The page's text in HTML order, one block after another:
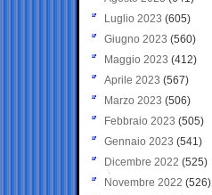
Luglio 2023 (605)
Giugno 2023 (560)
Maggio 2023 (412)
Aprile 2023 (567)
Marzo 2023 (506)
Febbraio 2023 (505)
Gennaio 2023 (541)
Dicembre 2022 (525)
Novembre 2022 (526)